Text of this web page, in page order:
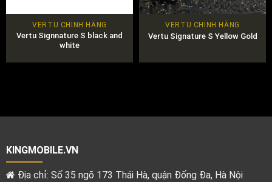
VERTU CHÍNH HÃNG
Vertu Signnature S black and
white
VERTU CHÍNH HÃNG
Vertu Signature S Yellow Gold
KINGMOBILE.VN
Địa chỉ: Số 35 ngõ 173 Thái Hà, quận Đống Đa, Hà Nội